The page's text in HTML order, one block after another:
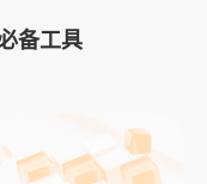
备工具